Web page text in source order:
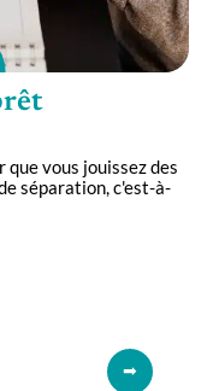
vous jouissez des
séparation, c'est-à-